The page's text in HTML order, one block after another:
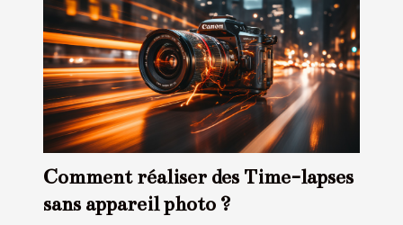
Comment réaliser des Time-lapses
sans appareil photo ?